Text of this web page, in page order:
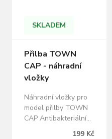
SKLADEM
Přilba TOWN
CAP - náhradní
vložky
Náhradní vložky pro
model přilby TOWN
CAP Antibakteriální
úprava Barva: černá
199 Kč